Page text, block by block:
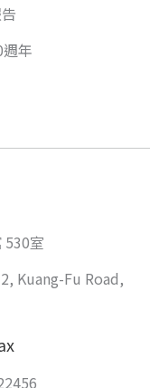
年
530室
Kuang-Fu Road,